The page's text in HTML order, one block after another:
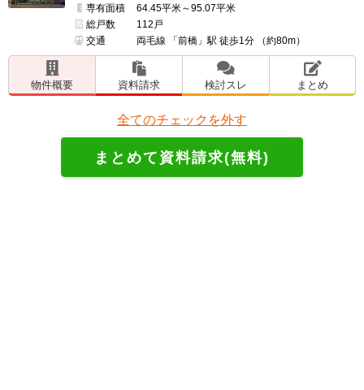
玄関前のインターホンにもカメラがついていると良かっ
たと思う。
人の出入りが比較的あり、部屋の前まで来れてしまうの
━━━━━━━━━━━━━━━━━━━
専有面積
64.45平米～95.07平米
総戸数
112戸
交通
両毛線 「前橋」駅 徒歩1分 （約80m）
物件概要 資料請求 検討スレ まとめ
全てのチェックを外す